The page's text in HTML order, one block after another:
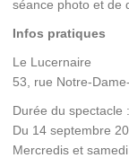
séance photo et de
Infos pratiques
Le Lucernaire
53, rue Notre-
Durée du spectacle
Du 14 septembre
Mercredis et